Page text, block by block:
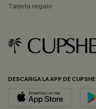
Tarjeta regalo
DESCARGA LA APP DE CUPSHE